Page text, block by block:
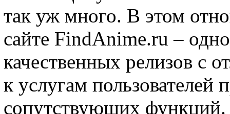
так уж много. В этом
сайте FindAnime.ru –
качественных релизов с
к услугам пользователей
сопутствующих функций.